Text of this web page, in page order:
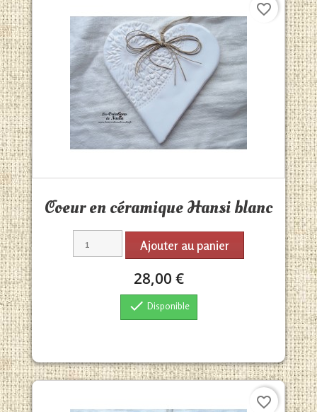
Coeur en céramique Hansi blanc
Ajouter au panier
28,00 €
 Disponible
favorite_border
favorite_border